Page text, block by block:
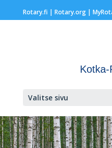
Rotary.fi | Rotary.org|
Kotka-
Valitse sivu